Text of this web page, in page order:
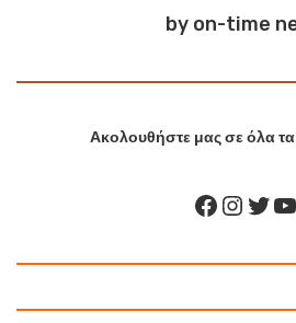
by on-time
Ακολουθήστε μας σε όλα